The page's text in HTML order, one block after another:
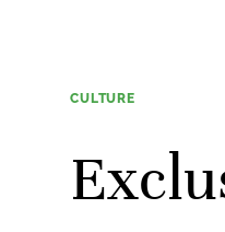
CULTURE